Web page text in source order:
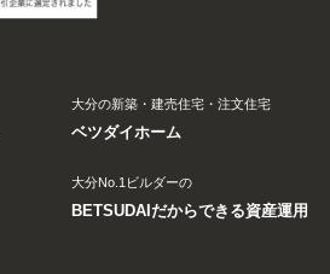
大分の新築・建売住宅・注文住宅
ベツダイホーム
大分No.1ビルダーの
BETSUDAIだからできる資産運用